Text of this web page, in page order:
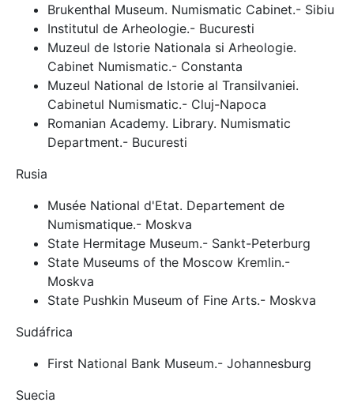
Brukenthal Museum. Numismatic Cabinet.- Sibiu
Institutul de Arheologie.- Bucuresti
Muzeul de Istorie Nationala si Arheologie.
Cabinet Numismatic.- Constanta
Muzeul National de Istorie al Transilvaniei.
Cabinetul Numismatic.- Cluj-Napoca
Romanian Academy. Library. Numismatic
Department.- Bucuresti
Rusia
Musée National d'Etat. Departement de
Numismatique.- Moskva
State Hermitage Museum.- Sankt-Peterburg
State Museums of the Moscow Kremlin.-
Moskva
State Pushkin Museum of Fine Arts.- Moskva
Sudáfrica
First National Bank Museum.- Johannesburg
Suecia